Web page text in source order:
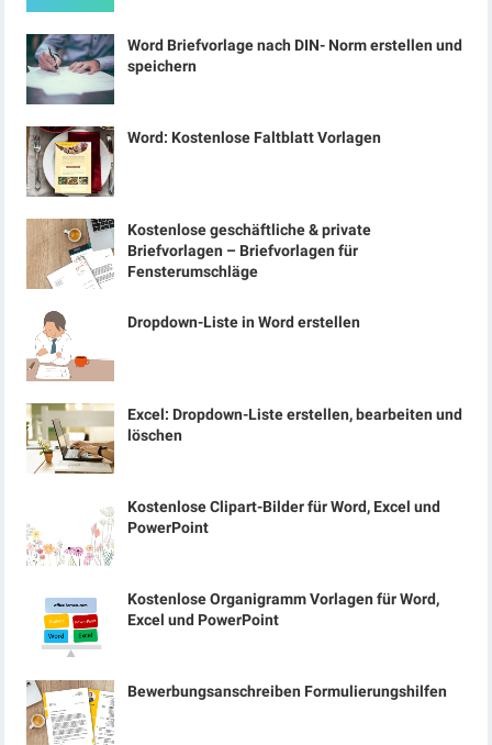
Word Briefvorlage nach DIN- Norm erstellen und
speichern
Word: Kostenlose Faltblatt Vorlagen
Kostenlose geschäftliche & private
Briefvorlagen – Briefvorlagen für
Fensterumschläge
Dropdown-Liste in Word erstellen
Excel: Dropdown-Liste erstellen, bearbeiten und
löschen
Kostenlose Clipart-Bilder für Word, Excel und
PowerPoint
Kostenlose Organigramm Vorlagen für Word,
Excel und PowerPoint
Bewerbungsanschreiben Formulierungshilfen